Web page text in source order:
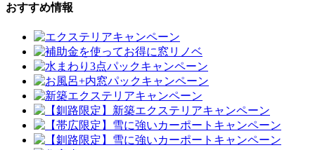
おすすめ情報